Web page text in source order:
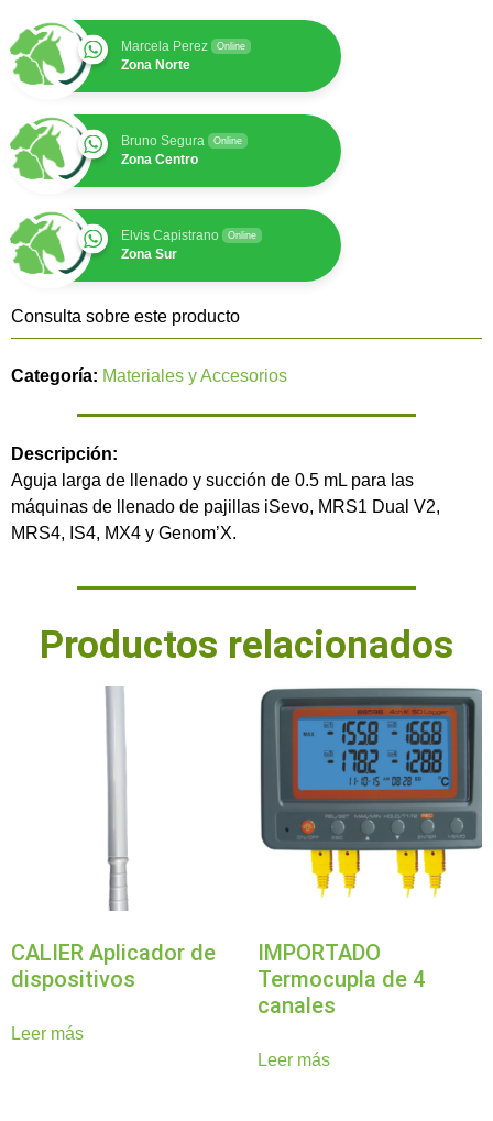
Marcela Perez Online
Zona Norte
Bruno Segura Online
Zona Centro
Elvis Capistrano Online
Zona Sur
Consulta sobre este producto
Categoría: Materiales y Accesorios
Descripción:
Aguja larga de llenado y succión de 0.5 mL para las
máquinas de llenado de pajillas iSevo, MRS1 Dual V2,
MRS4, IS4, MX4 y Genom’X.
Productos relacionados
CALIER Aplicador de
dispositivos
Leer más
IMPORTADO
Termocupla de 4
canales
Leer más